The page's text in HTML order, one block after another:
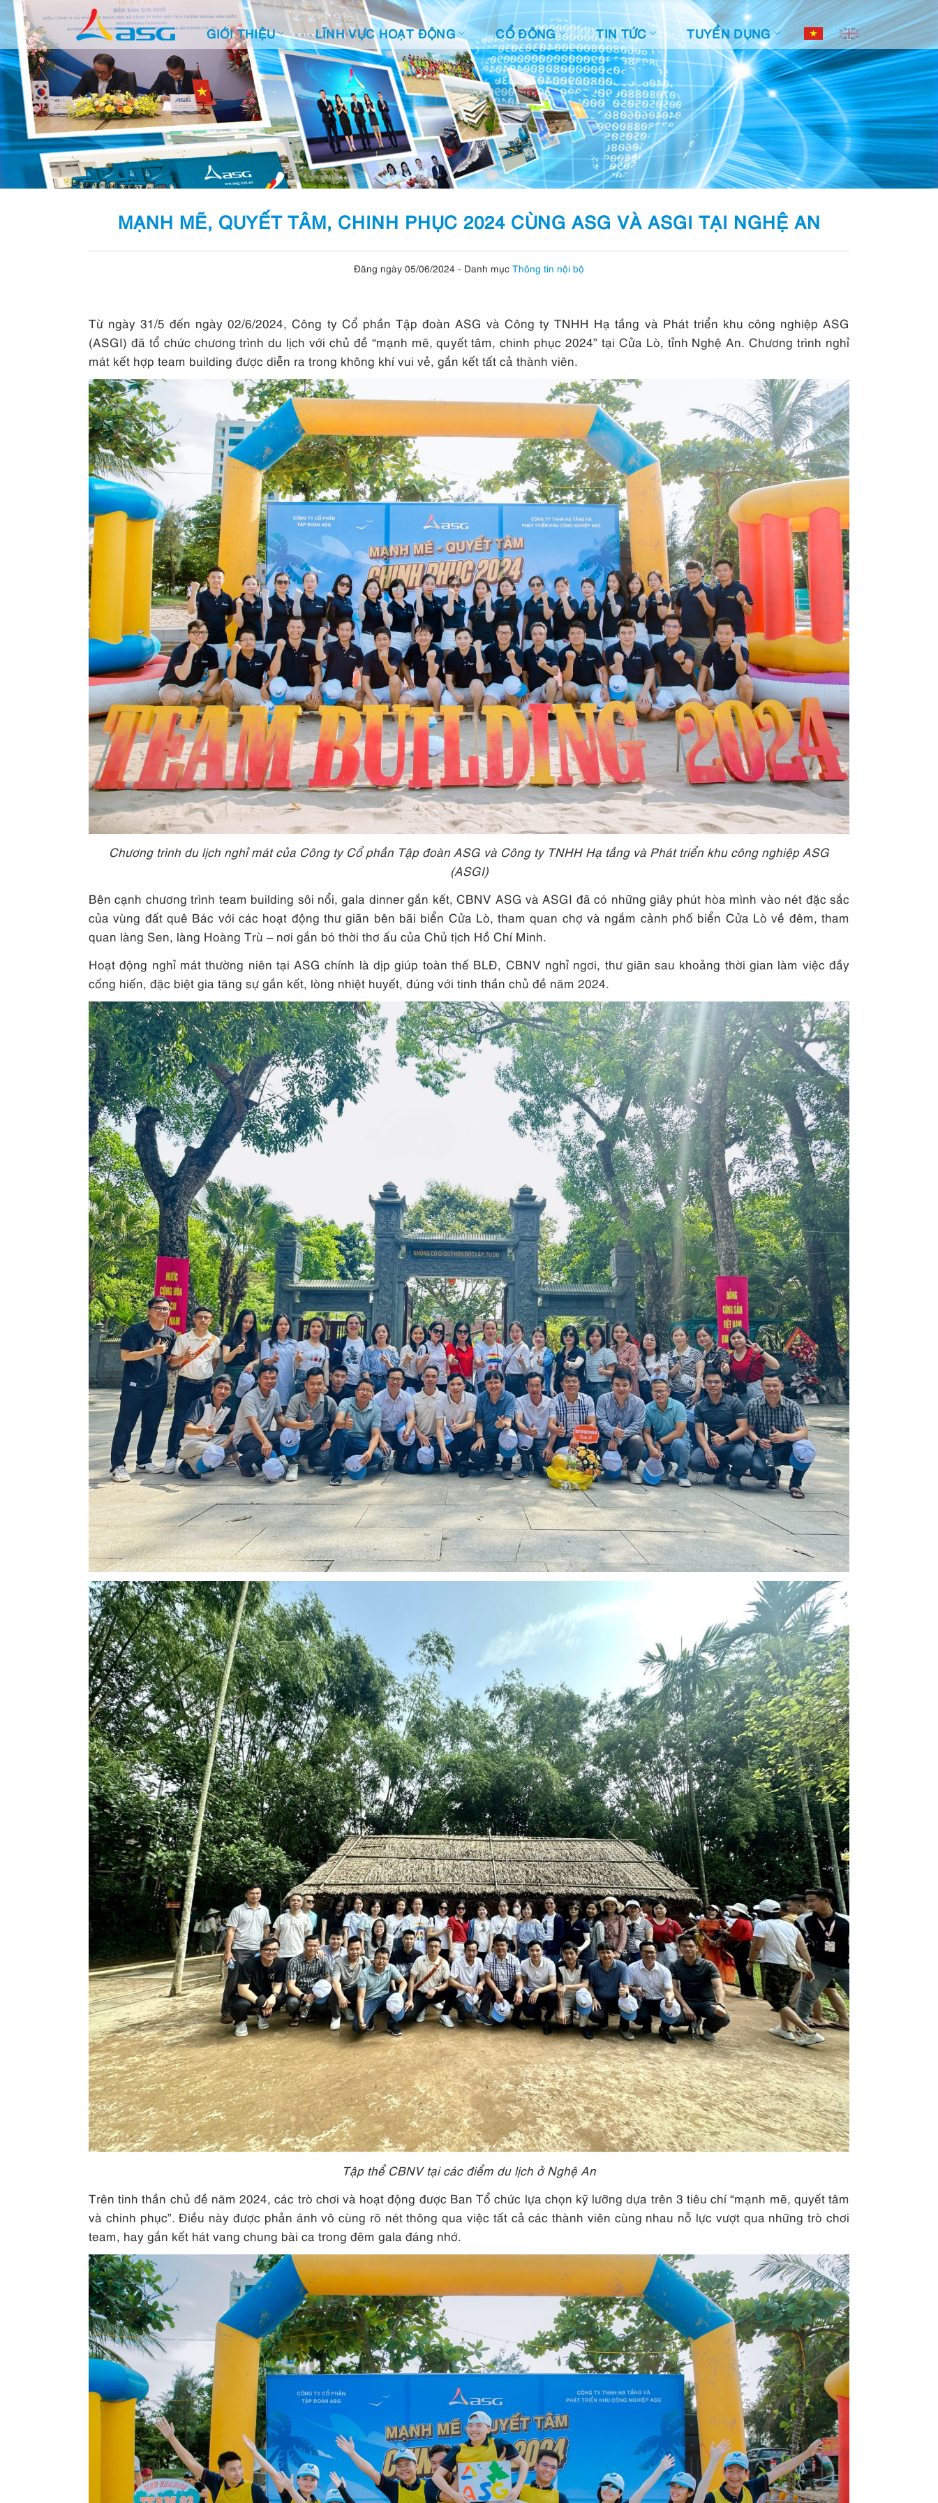
Skip
to
content
GIỚI THIỆU LĨNH VỰC HOẠT ĐỘNG CỔ ĐÔNG TIN TỨC TUYỂN DỤNG
MẠNH MẼ, QUYẾT TÂM, CHINH PHỤC 2024 CÙNG ASG VÀ ASGI TẠI NGHỆ AN
Đăng ngày 05/06/2024 - Danh mục Thông tin nội bộ
Từ ngày 31/5 đến ngày 02/6/2024, Công ty Cổ phần Tập đoàn ASG và Công ty TNHH Hạ tầng và Phát triển khu công nghiệp ASG
(ASGI) đã tổ chức chương trình du lịch với chủ đề “mạnh mẽ, quyết tâm, chinh phục 2024” tại Cửa Lò, tỉnh Nghệ An. Chương trình nghỉ
mát kết hợp team building được diễn ra trong không khí vui vẻ, gắn kết tất cả thành viên.
Chương trình du lịch nghỉ mát của Công ty Cổ phần Tập đoàn ASG và Công ty TNHH Hạ tầng và Phát triển khu công nghiệp ASG
(ASGI)
Bên cạnh chương trình team building sôi nổi, gala dinner gắn kết, CBNV ASG và ASGI đã có những giây phút hòa mình vào nét đặc sắc
của vùng đất quê Bác với các hoạt động thư giãn bên bãi biển Cửa Lò, tham quan chợ và ngắm cảnh phố biển Cửa Lò về đêm, tham
quan làng Sen, làng Hoàng Trù – nơi gắn bó thời thơ ấu của Chủ tịch Hồ Chí Minh.
Hoạt động nghỉ mát thường niên tại ASG chính là dịp giúp toàn thế BLĐ, CBNV nghỉ ngơi, thư giãn sau khoảng thời gian làm việc đầy
cống hiến, đặc biệt gia tăng sự gắn kết, lòng nhiệt huyết, đúng với tinh thần chủ đề năm 2024.
Tập thể CBNV tại các điểm du lịch ở Nghệ An
Trên tinh thần chủ đề năm 2024, các trò chơi và hoạt động được Ban Tổ chức lựa chọn kỹ lưỡng dựa trên 3 tiêu chí “mạnh mẽ, quyết tâm
và chinh phục”. Điều này được phản ánh vô cùng rõ nét thông qua việc tất cả các thành viên cùng nhau nỗ lực vượt qua những trò chơi
team, hay gắn kết hát vang chung bài ca trong đêm gala đáng nhớ.